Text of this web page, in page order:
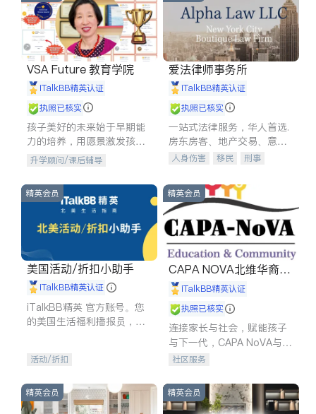
VSA Future 教育学院
iTalkBB精英认证
执照已核实
孩子美好的未来始于早期能
力的培养，用愿景激发孩子
的学习潜力和动力。理念：
拥有成长型心态是成功的基
石。
升学顾问/课后辅导
爱法律师事务所
iTalkBB精英认证
执照已核实
一站式法律服务，华人首选.
房东房客、地产交易、意外
伤害、车祸重伤、商业诉
建筑合同、刑事案件全包办
人身伤害 移民
刑事
信托/遗嘱
商业
索赔
律师-其它 保释
精英会员
美国活动/折扣小助手
iTalkBB精英认证
iTalkBB精英 官方账号。您
的美国生活福利播报员，精
专属福利。
活动/折扣
精英会员
CAPA NOVA北维华裔家
长会iTalkBB精英认证
执照已核实
连接家长与社会，赋能孩子
与下一代，CAPA NoVA与您
携手建设包容、公平、充满
社区服务
精英会员 精英会员